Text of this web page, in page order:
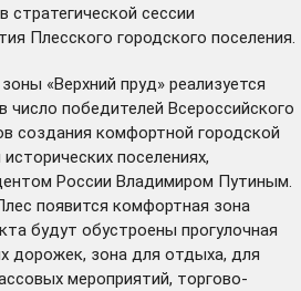
стратегической сессии
Плесского городского поселения.
«Верхний пруд» реализуется
победителей Всероссийского
создания комфортной городской
поселениях,
России Владимиром Путиным.
появится комфортная зона
будут обустроены прогулочная
дорожек, зона для отдыха, для
мероприятий, торгово-